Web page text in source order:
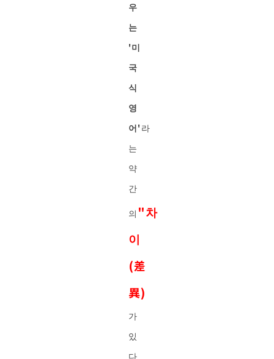
우
는
'미
국
식
영
어' 라
는
약
간
의 "차
이
(差
異)
가
있
다